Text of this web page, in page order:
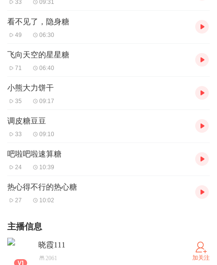
33 09:31
看不见了，隐身糖
49 06:30
飞向天空的星星糖
71 06:40
小熊大力饼干
35 09:17
调皮糖豆豆
33 09:10
吧啦吧啦速算糖
24 10:39
热心得不行的热心糖
27 10:02
主播信息
晓霞111
2061 加关注